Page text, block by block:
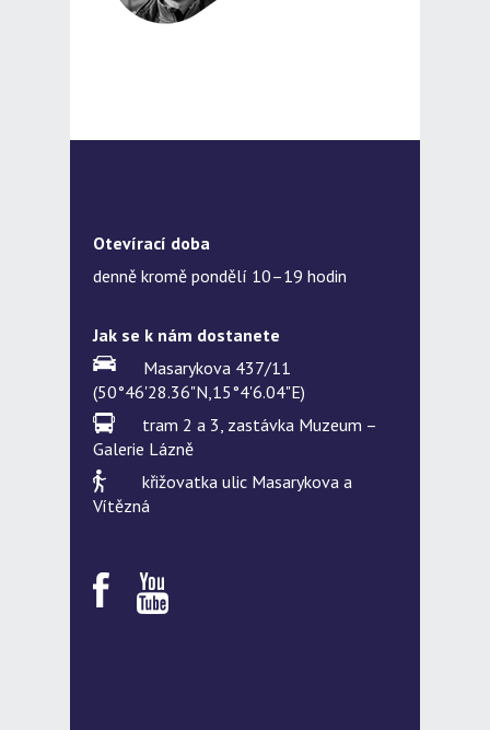
Otevírací doba
denně kromě pondělí 10–19 hodin
Jak se k nám dostanete
Masarykova 437/11
(50°46'28.36"N,15°4'6.04"E)
tram 2 a 3, zastávka Muzeum –
Galerie Lázně
křižovatka ulic Masarykova a
Vítězná